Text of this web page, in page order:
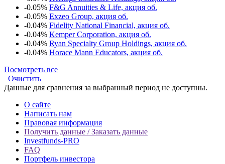
-0.05% F&G Annuities & Life, акция об.
-0.05% Exzeo Group, акция об.
-0.04% Fidelity National Financial, акция об.
-0.04% Kemper Corporation, акция об.
-0.04% Ryan Specialty Group Holdings, акция об.
-0.04% Horace Mann Educators, акция об.
Посмотреть все
Очистить
Данные для сравнения за выбранный период не доступны.
О сайте
Написать нам
Правовая информация
Получить данные / Заказать данные
Investfunds-PRO
FAQ
Портфель инвестора